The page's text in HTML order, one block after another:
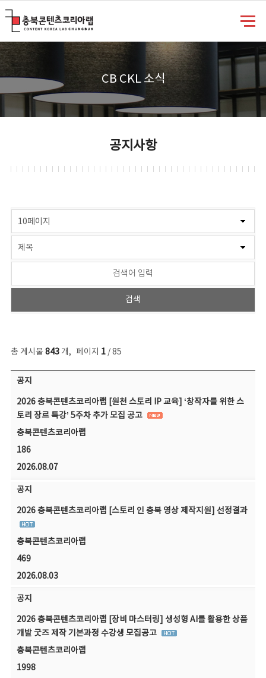
CB CKL 소식
공지사항
총 게시물 843개, 페이지 1/ 85
공지사항 목록 - 번호, 제목, 작성자, 파일, 조회수, 작성일 정보 제공
공지
2026 충북콘텐츠코리아랩 [원천 스토리 IP 교육] ‘창작자를 위한 스
토리 장르 특강’ 5주차 추가 모집 공고
충북콘텐츠코리아랩
186
2026.08.07
공지
2026 충북콘텐츠코리아랩 [스토리 인 충북 영상 제작지원] 선정결과
충북콘텐츠코리아랩
469
2026.08.03
공지
2026 충북콘텐츠코리아랩 [장비 마스터링] 생성형 AI를 활용한 상품
개발 굿즈 제작 기본과정 수강생 모집공고
충북콘텐츠코리아랩
1998